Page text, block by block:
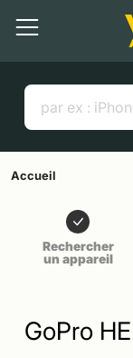
Contenu
Menu
Liens utiles
Accueil
Rechercher
un appareil
GoPro